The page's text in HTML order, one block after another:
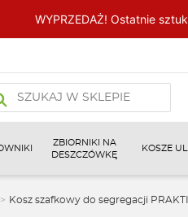
WYPRZEDAŻ! Ostatnie
ZBIORNIKI NA
DESZCZÓWKĘ
KOSZE
Kosz szafkowy do segregacji